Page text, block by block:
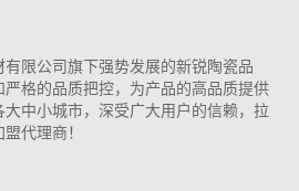
限公司旗下强势发展的新锐陶瓷品
格的品质把控，为产品的高品质提供
中小城市，深受广大用户的信赖，拉
代理商！